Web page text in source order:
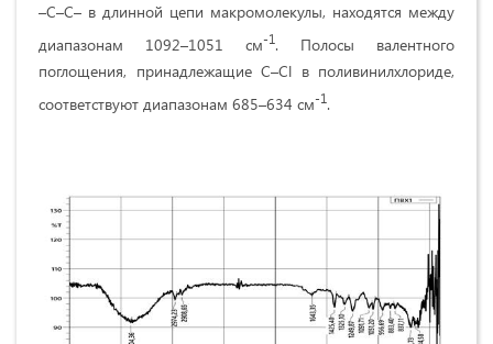
–С–С– в длинной цепи макромолекулы, находятся между
диапазонам 1092–1051 см-1. Полосы валентного
поглощения, принадлежащие C–Cl в поливинилхлориде,
соответствуют диапазонам 685–634 см-1.